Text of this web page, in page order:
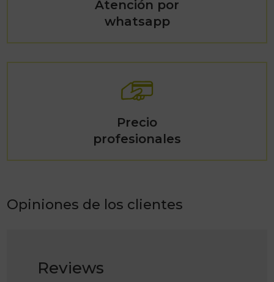
Atención por
whatsapp
Precio
profesionales
Opiniones de los clientes
Reviews